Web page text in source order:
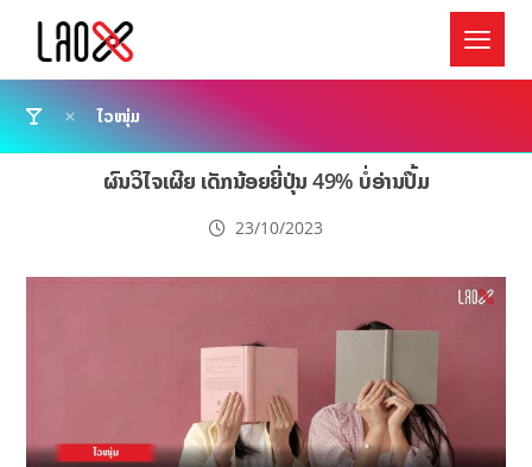
ໄວໜຸ່ມ
ຜົນວິໄຈເຜີຍ ເດັກນ້ອຍຍີ່ປຸ່ນ 49% ບໍ່ອ່ານປຶ້ມ
23/10/2023